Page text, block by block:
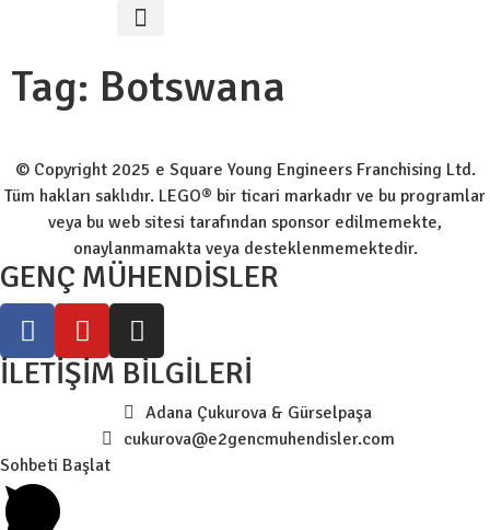
Tag: Botswana
© Copyright 2025 e Square Young Engineers Franchising Ltd.
Tüm hakları saklıdır. LEGO® bir ticari markadır ve bu programlar
veya bu web sitesi tarafından sponsor edilmemekte,
onaylanmamakta veya desteklenmemektedir.
GENÇ MÜHENDİSLER
İLETİŞİM BİLGİLERİ
Adana Çukurova & Gürselpaşa
cukurova@e2gencmuhendisler.com
Sohbeti Başlat